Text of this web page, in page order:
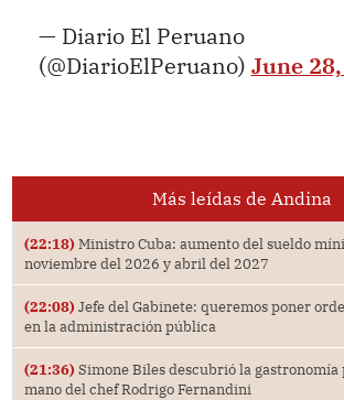
— Diario El Peruano
(@DiarioElPeruano) June
Más leídas de Andina
(22:18) Ministro Cuba: aumento del sueldo
noviembre del 2026 y abril del 2027
(22:08) Jefe del Gabinete: queremos poner
en la administración pública
(21:36) Simone Biles descubrió la gastronomía
mano del chef Rodrigo Fernandini